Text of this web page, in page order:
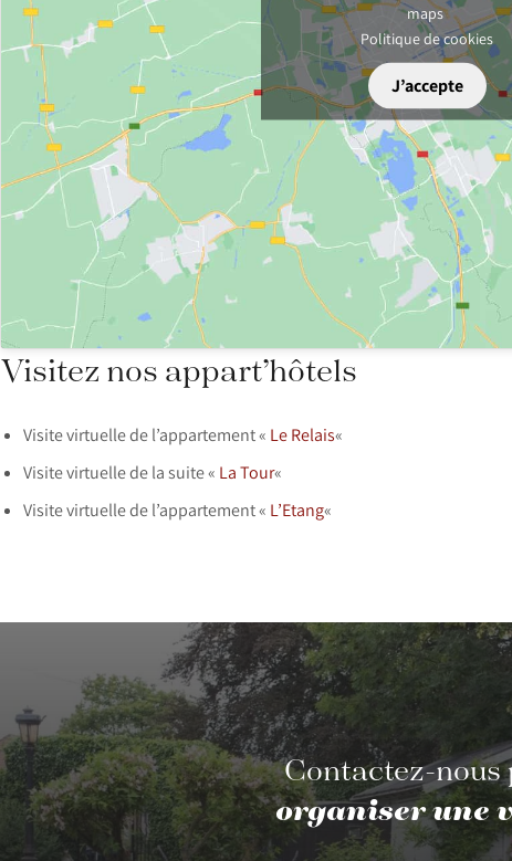
maps
Politique de cookies
J’accepte
Visitez nos appart’hôtels
Visite virtuelle de l’appartement « Le Relais«
Visite virtuelle de la suite « La Tour«
Visite virtuelle de l’appartement « L’Etang«
Contactez-nous
organiser une